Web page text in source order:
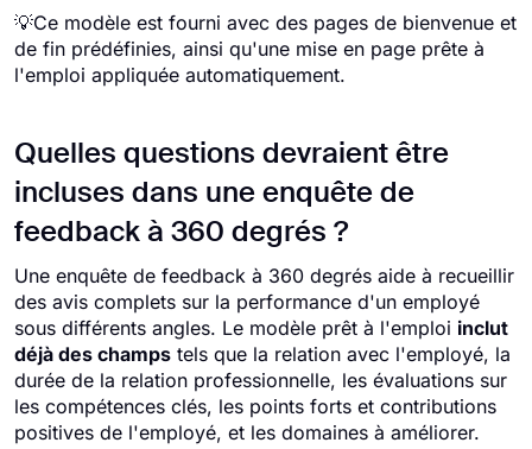
💡Ce modèle est fourni avec des pages de bienvenue et
de fin prédéfinies, ainsi qu'une mise en page prête à
l'emploi appliquée automatiquement.
Quelles questions devraient être
incluses dans une enquête de
feedback à 360 degrés ?
Une enquête de feedback à 360 degrés aide à recueillir
des avis complets sur la performance d'un employé
sous différents angles. Le modèle prêt à l'emploi inclut
déjà des champs tels que la relation avec l'employé, la
durée de la relation professionnelle, les évaluations sur
les compétences clés, les points forts et contributions
positives de l'employé, et les domaines à améliorer.